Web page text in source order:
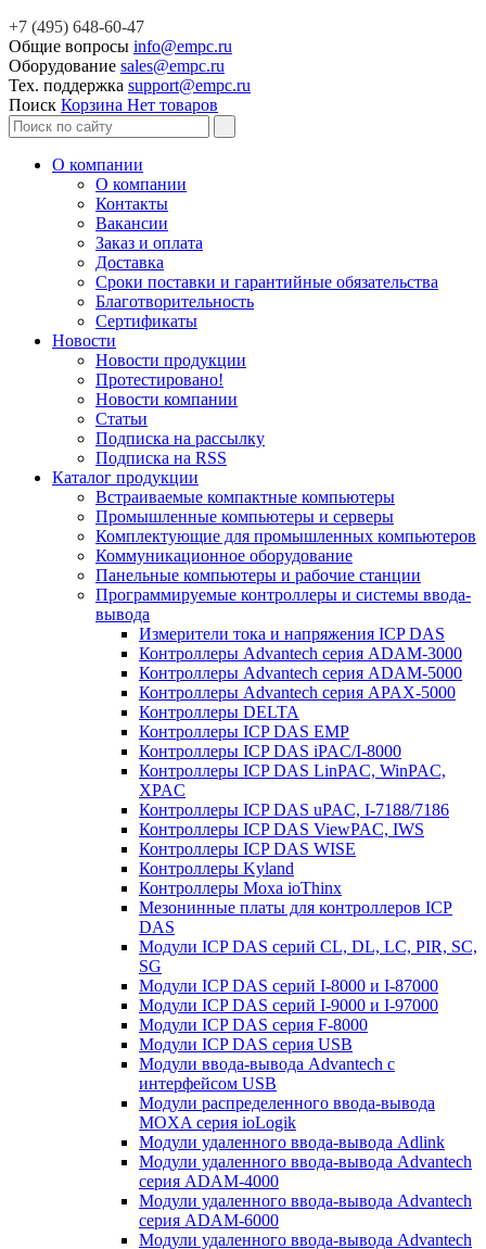
+7 (495) 648-60-47
Общие вопросы info@empc.ru
Оборудование sales@empc.ru
Тех. поддержка support@empc.ru
Поиск Корзина Нет товаров
О компании
О компании
Контакты
Вакансии
Заказ и оплата
Доставка
Сроки поставки и гарантийные обязательства
Благотворительность
Сертификаты
Новости
Новости продукции
Протестировано!
Новости компании
Статьи
Подписка на рассылку
Подписка на RSS
Каталог продукции
Встраиваемые компактные компьютеры
Промышленные компьютеры и серверы
Комплектующие для промышленных компьютеров
Коммуникационное оборудование
Панельные компьютеры и рабочие станции
Программируемые контроллеры и системы ввода-
вывода
Измерители тока и напряжения ICP DAS
Контроллеры Advantech серия ADAM-3000
Контроллеры Advantech серия ADAM-5000
Контроллеры Advantech серия APAX-5000
Контроллеры DELTA
Контроллеры ICP DAS EMP
Контроллеры ICP DAS iPAC/I-8000
Контроллеры ICP DAS LinPAC, WinPAC,
XPAC
Контроллеры ICP DAS uPAC, I-7188/7186
Контроллеры ICP DAS ViewPAC, IWS
Контроллеры ICP DAS WISE
Контроллеры Kyland
Контроллеры Moxa ioThinx
Мезонинные платы для контроллеров ICP
DAS
Модули ICP DAS серий CL, DL, LC, PIR, SC,
SG
Модули ICP DAS серий I-8000 и I-87000
Модули ICP DAS серий I-9000 и I-97000
Модули ICP DAS серия F-8000
Модули ICP DAS серия USB
Модули ввода-вывода Advantech с
интерфейсом USB
Модули распределенного ввода-вывода
MOXA серия ioLogik
Модули удаленного ввода-вывода Adlink
Модули удаленного ввода-вывода Advantech
серия ADAM-4000
Модули удаленного ввода-вывода Advantech
серия ADAM-6000
Модули удаленного ввода-вывода Advantech